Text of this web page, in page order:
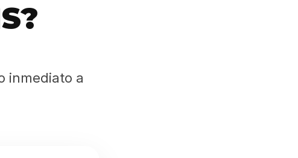
inmediato a